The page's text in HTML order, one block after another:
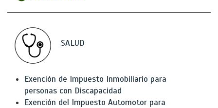
SALUD
Exención de Impuesto Inmobiliario para
personas con Discapacidad
Exención del Impuesto Automotor para